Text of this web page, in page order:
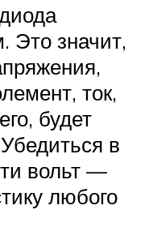
Это значит,
ток,
будет
в
вольт —
любого